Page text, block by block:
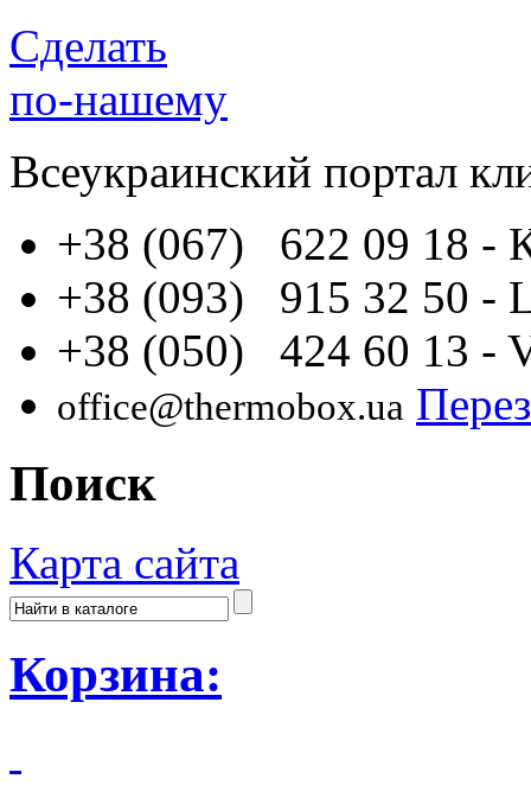
Сделать
по-нашему
Всеукраинский портал
+38 (067) 622 09 18 -
+38 (093) 915 32 50 -
+38 (050) 424 60 13 -
office@thermobox.ua
Поиск
Карта сайта
Корзина: